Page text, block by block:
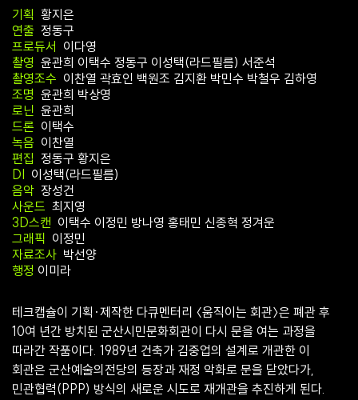
기획 황지은
연출 정동구
프로듀서 이다영
촬영 윤관희 이택수 정동구 이성택(라드필름) 서준석
촬영조수 이찬열 곽효인 백원조 김지환 박민수 박철우 김하영
조명 윤관희 박상영
로닌 윤관희
드론 이택수
녹음 이찬열
편집 정동구 황지은
DI
이성택(라드필름)
음악 장성건
사운드 최지영
3D스캔 이택수 이정민 방나영 홍태민 신종혁 정겨운
그래픽 이정민
자료조사 박선양
행정 이미라
테크캡슐이 기획·제작한 다큐멘터리 〈움직이는 회관〉은 폐관 후
10여 년간 방치된 군산시민문화회관이 다시 문을 여는 과정을
따라간 작품이다. 1989년 건축가 김중업의 설계로 개관한 이
회관은 군산예술의전당의 등장과 재정 악화로 문을 닫았다가,
민관협력(PPP) 방식의 새로운 시도로 재개관을 추진하게 된다.